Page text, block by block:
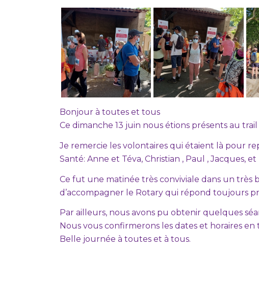
Bonjour à toutes et tous
Ce dimanche 13 juin nous étions présents au
Je remercie les volontaires qui étaient là pour
Santé: Anne et Téva, Christian , Paul , Jacques, et
Ce fut une matinée très conviviale dans un très
d’accompagner le Rotary qui répond toujours
Par ailleurs, nous avons pu obtenir quelques
Nous vous confirmerons les dates et horaires en
Belle journée à toutes et à tous.